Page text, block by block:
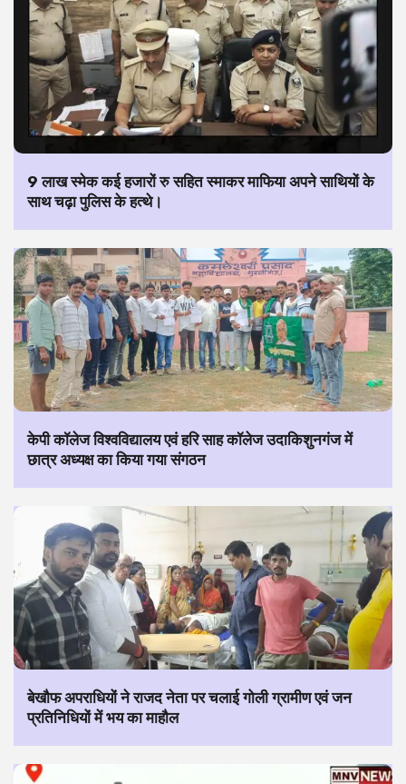
9 लाख स्मेक कई हजारों रु सहित स्माकर माफिया अपने साथियों के
साथ चढ़ा पुलिस के हत्थे।
केपी कॉलेज विश्वविद्यालय एवं हरि साह कॉलेज उदाकिशुनगंज में
छात्र अध्यक्ष का किया गया संगठन
बेखौफ अपराधियों ने राजद नेता पर चलाई गोली ग्रामीण एवं जन
प्रतिनिधियों में भय का माहौल